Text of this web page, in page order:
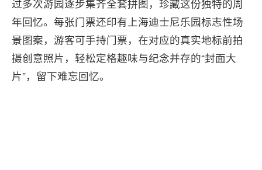
过多次游园逐步集齐全套拼图，珍藏这份独特的周
年回忆。每张门票还印有上海迪士尼乐园标志性场
景图案，游客可手持门票，在对应的真实地标前拍
摄创意照片，轻松定格趣味与纪念并存的“封面大
片”，留下难忘回忆。